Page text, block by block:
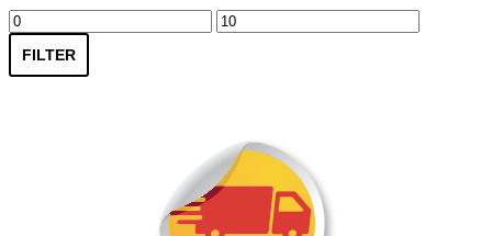
Minimálna
cena
Maximálna
cena
FILTER